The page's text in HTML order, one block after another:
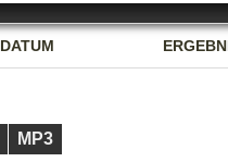
DATUM
MP3
Name
CMS_SESSION_ID